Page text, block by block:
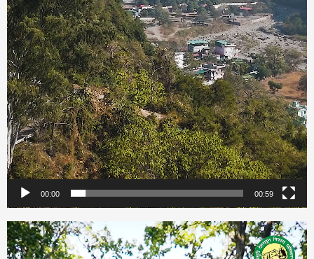
00:00 00:59
Video
Player